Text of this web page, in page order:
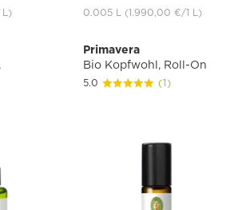
L) 0.005 L (1.990,00 €/1 L)
Primavera
Bio Kopfwohl, Roll-On
5.0 (1)